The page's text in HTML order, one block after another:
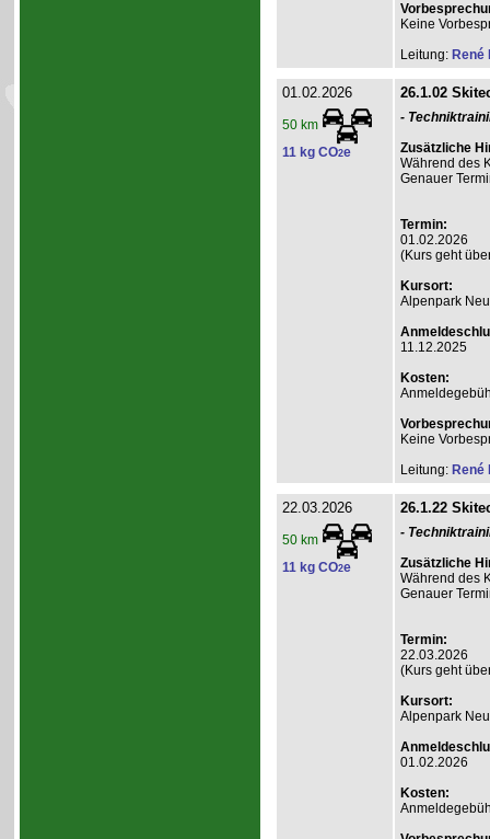
Keine
Leitung: René
01.02.2026
50 km
11 kg CO2e
26.1.02
-
Zusätzliche
Während des
Genauer
Termin:
01.02.2026
(Kurs geht
Kursort:
Alpenpark
11.12.2025
Kosten:
Keine
Leitung: René
22.03.2026
50 km
11 kg CO2e
26.1.22
-
Zusätzliche
Während des
Genauer
Termin:
22.03.2026
(Kurs geht
Kursort:
Alpenpark
01.02.2026
Kosten: